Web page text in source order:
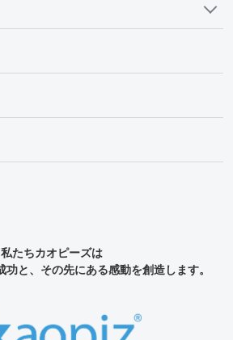
私たちカオピーズは
功と、その先にある感動を創造します。